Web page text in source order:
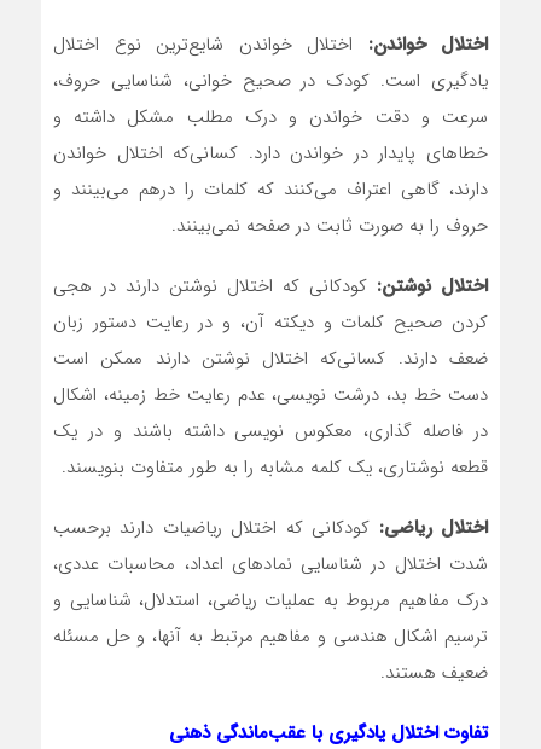
اختلال خواندن‎:‎
اختلال خواندن شایع‌ترین نوع اختلال
یادگیری است. کودک در صحیح خوانی، شناسایی حروف،
سرعت و دقت خواندن و درک مطلب مشکل داشته و
خطاهای پایدار در خواندن دارد. کسانی‌که اختلال خواندن
دارند، گاهی اعتراف می‌کنند که کلمات را درهم می‌بینند و
حروف را به صورت ثابت در صفحه نمی‌بینند‎.‎
اختلال نوشتن‎: کودکانی که اختلال نوشتن دارند در هجی
کردن صحیح کلمات و دیکته آن، و در رعایت دستور زبان
ضعف دارند. کسانی‌که اختلال نوشتن دارند ممکن است
دست خط بد، درشت نویسی، عدم رعایت خط زمینه، اشکال
در فاصله گذاری، معکوس نویسی داشته باشند و در یک
قطعه نوشتاری، یک کلمه مشابه را به طور متفاوت بنویسند.
اختلال ریاضی‎: کودکانی که اختلال ریاضیات دارند برحسب
شدت اختلال در شناسایی نمادهای اعداد، محاسبات عددی،
درک مفاهیم مربوط به عملیات ریاضی، استدلال، شناسایی و
ترسیم اشکال هندسی و مفاهیم مرتبط به آنها، و حل مسئله
ضعیف هستند‎.‎
تفاوت اختلال یادگیری با عقب‌ماندگی ذهنی